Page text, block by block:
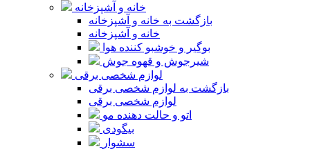
خانه و آشپزخانه
بازگشت به خانه و آشپزخانه
خانه و آشپزخانه
بوگیر و خوشبو کننده هوا
شیرجوش و قهوه جوش
لوازم شخصی برقی
بازگشت به لوازم شخصی برقی
لوازم شخصی برقی
اتو و حالت دهنده مو
بیگودی
سشوار